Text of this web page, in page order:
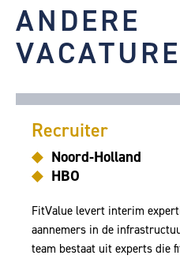
ANDERE
Recruiter
Noord-Holland
HBO
FitValue levert interim
aannemers in de
team bestaat uit experts die